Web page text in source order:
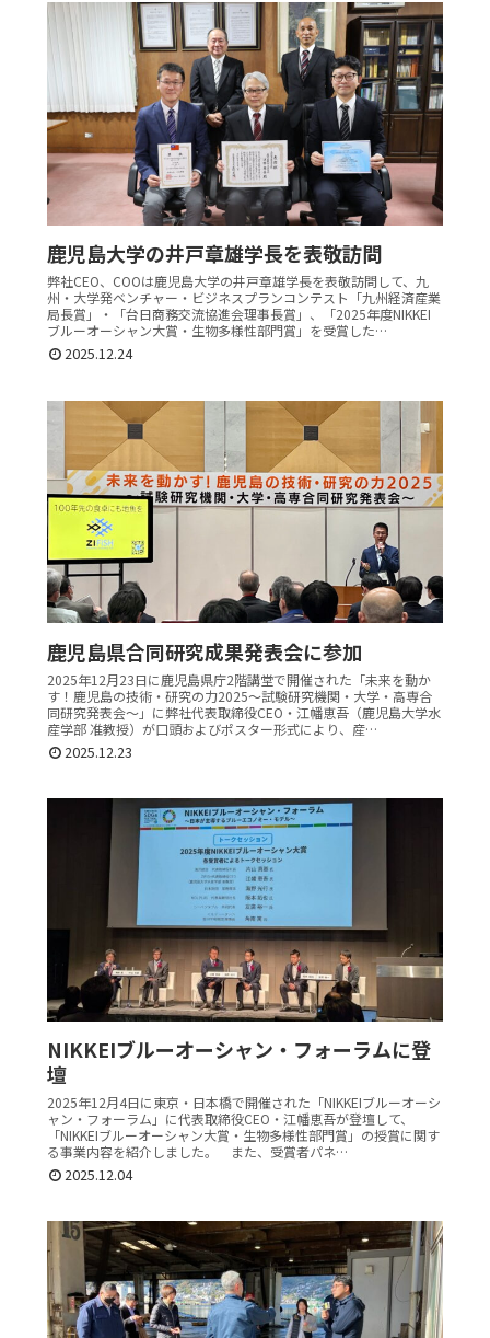
鹿児島大学の井戸章雄学長を表敬訪問
弊社CEO、COOは鹿児島大学の井戸章雄学長を表敬訪問して、九
州・大学発ベンチャー・ビジネスプランコンテスト「九州経済産業
局長賞」・「台日商務交流協進会理事長賞」、「2025年度NIKKEI
ブルーオーシャン大賞・生物多様性部門賞」を受賞した…
2025.12.24
鹿児島県合同研究成果発表会に参加
2025年12月23日に鹿児島県庁2階講堂で開催された「未来を動か
す！鹿児島の技術・研究の力2025～試験研究機関・大学・高専合
同研究発表会～」に弊社代表取締役CEO・江幡恵吾（鹿児島大学水
産学部 准教授）が口頭およびポスター形式により、産…
2025.12.23
NIKKEIブルーオーシャン・フォーラムに登
壇
2025年12月4日に東京・日本橋で開催された「NIKKEIブルーオーシ
ャン・フォーラム」に代表取締役CEO・江幡恵吾が登壇して、
「NIKKEIブルーオーシャン大賞・生物多様性部門賞」の授賞に関す
る事業内容を紹介しました。 また、受賞者パネ…
2025.12.04